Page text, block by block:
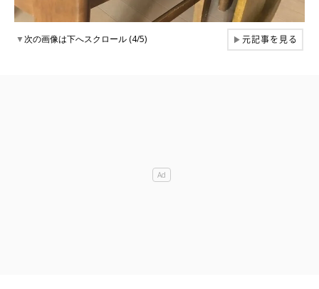
▼次の画像は下へスクロール (4/5) ▶元記事を見る